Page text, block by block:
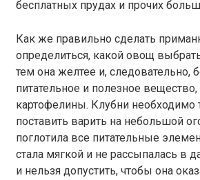
бесплатных прудах и прочих
Как же правильно сделать
определиться, какой овощ
тем она желтее и, следовательно,
питательное и полезное
картофелины. Клубни
поставить варить на небольшой
поглотила все питательные
стала мягкой и не рассыпалась в
и нельзя допустить, чтобы она